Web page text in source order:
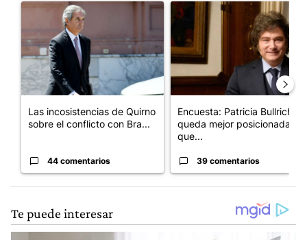
Un artículo de tendencia con el título "Las incosistencias de
Las incosistencias de Quirno
sobre el conflicto con Bra...
44 comentarios
Un artículo de tendencia con
Encuesta: Patricia Bullrich
queda mejor posicionada
que...
39 comentarios